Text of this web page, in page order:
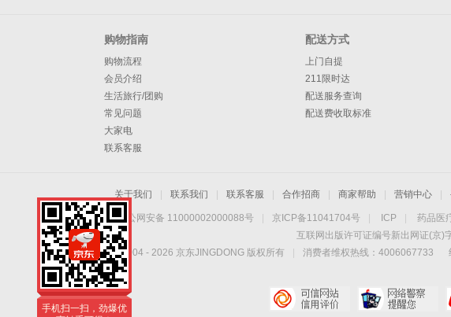
购物指南
购物流程
会员介绍
生活旅行/团购
常见问题
大家电
联系客服
配送方式
上门自提
211限时达
配送服务查询
配送费收取标准
关于我们 联系我们 联系客服 合作招商 商家帮助 营销中心
京公网安备 11000002000088号 京ICP备11041704号 ICP 药品医
互联网出版许可证编号新出网证(京)
Copyright © 2004 - 2026 京东JINGDONG 版权所有 消费者维权热线：4006067733
手机扫一扫，劲爆优
惠触手可得！